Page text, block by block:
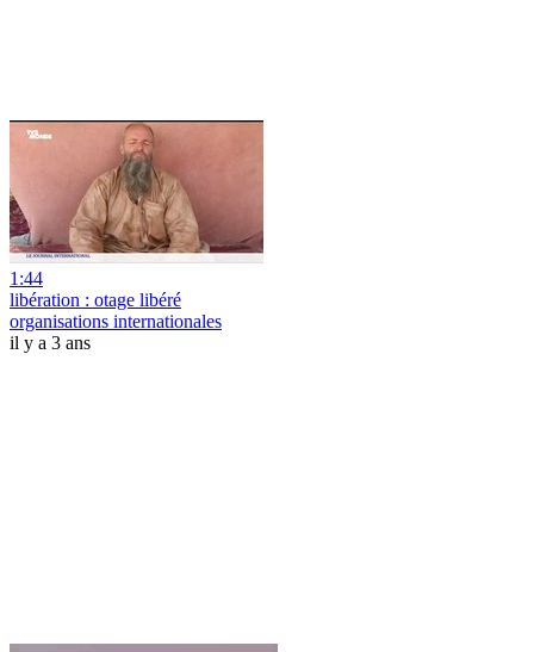
1:44
libération : otage libéré
organisations internationales
il y a 3 ans